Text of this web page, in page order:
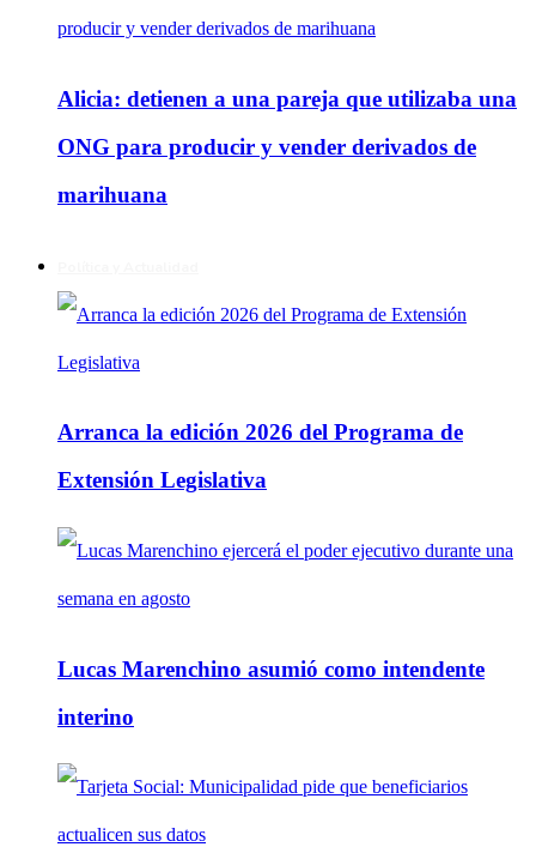
Alicia: detienen a una pareja que utilizaba una
ONG para producir y vender derivados de
marihuana
Arranca la edición 2026 del Programa de
Extensión Legislativa
Lucas Marenchino asumió como intendente
interino